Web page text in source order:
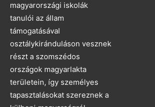
magyarországi iskolák
tanulói az állam
támogatásával
osztálykiránduláson vesznek
részt a szomszédos
országok magyarlakta
területein, így személyes
tapasztalásokat szereznek a